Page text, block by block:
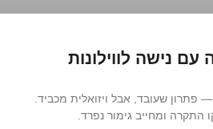
נישה לווילונות
פתרון שעובד, אבל ויזואלית מכביד.
התקרה ומחייב גימור נפרד.